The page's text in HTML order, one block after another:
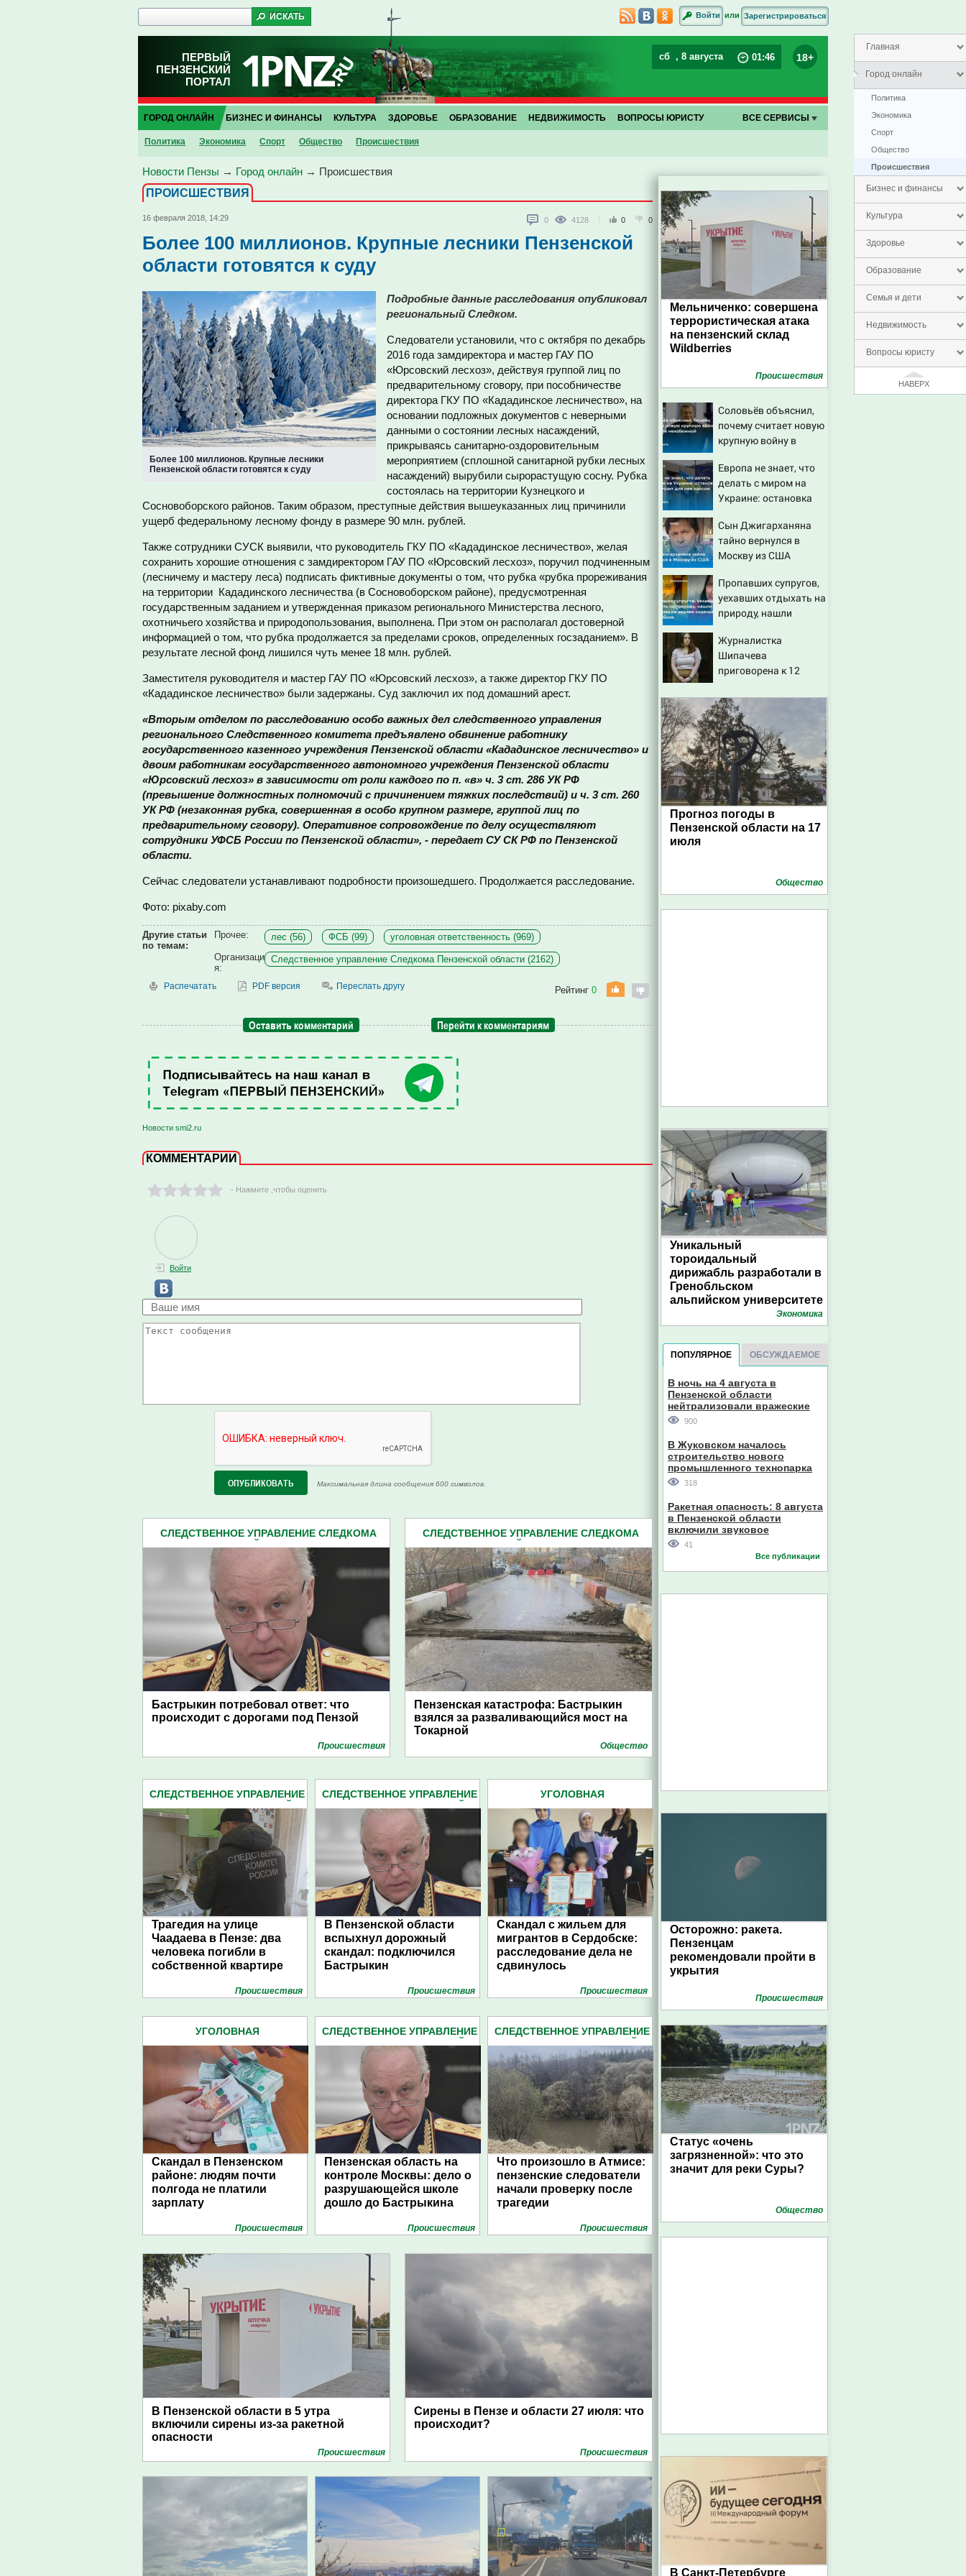
Главная
Город онлайн
Политика
Экономика
Спорт
Общество
Проиcшествия
Бизнес и финансы
Культура
Здоровье
Образование
Семья и дети
Недвижимость
Вопросы юристу
НАВЕРХ
Войти или Зарегистрироваться
ПЕРВЫЙ
ПЕНЗЕНСКИЙ
ПОРТАЛ
сб , 8 августа 01:46 18+
ГОРОД ОНЛАЙН
Политика Экономика Спорт Общество Проиcшествия
БИЗНЕС И ФИНАНСЫ КУЛЬТУРА ЗДОРОВЬЕ ОБРАЗОВАНИЕ НЕДВИЖИМОСТЬ ВОПРОСЫ ЮРИСТУ ВСЕ СЕРВИСЫ
Новости Пензы → Город онлайн → Проиcшествия
ПРОИCШЕСТВИЯ
16 февраля 2018, 14:29 0 4128 0 0
Более 100 миллионов. Крупные лесники Пензенской
области готовятся к суду
Более 100 миллионов. Крупные лесники
Пензенской области готовятся к суду
Подробные данные расследования опубликовал
региональный Следком.
Следователи установили, что с октября по декабрь
2016 года замдиректора и мастер ГАУ ПО
«Юрсовский лесхоз», действуя группой лиц по
предварительному сговору, при пособничестве
директора ГКУ ПО «Кададинское лесничество», на
основании подложных документов с неверными
данными о состоянии лесных насаждений,
прикрываясь санитарно-оздоровительным
мероприятием (сплошной санитарной рубки лесных
насаждений) вырубили сырорастущую сосну. Рубка
состоялась на территории Кузнецкого и
Сосновоборского районов. Таким образом, преступные действия вышеуказанных лиц причинили
ущерб федеральному лесному фонду в размере 90 млн. рублей.
Также сотрудники СУСК выявили, что руководитель ГКУ ПО «Кададинское лесничество», желая
сохранить хорошие отношения с замдиректором ГАУ ПО «Юрсовский лесхоз», поручил подчиненным
(лесничему и мастеру леса) подписать фиктивные документы о том, что рубка «рубка прореживания
на территории Кададинского лесничества (в Сосновоборском районе), предусмотренная
государственным заданием и утвержденная приказом регионального Министерства лесного,
охотничьего хозяйства и природопользования, выполнена. При этом он располагал достоверной
информацией о том, что рубка продолжается за пределами сроков, определенных госзаданием». В
результате лесной фонд лишился чуть менее 18 млн. рублей.
Заместителя руководителя и мастер ГАУ ПО «Юрсовский лесхоз», а также директор ГКУ ПО
«Кададинское лесничество» были задержаны. Суд заключил их под домашний арест.
«Вторым отделом по расследованию особо важных дел следственного управления
регионального Следственного комитета предъявлено обвинение работнику
государственного казенного учреждения Пензенской области «Кададинское лесничество» и
двоим работникам государственного автономного учреждения Пензенской области
«Юрсовский лесхоз» в зависимости от роли каждого по п. «в» ч. 3 ст. 286 УК РФ
(превышение должностных полномочий с причинением тяжких последствий) и ч. 3 ст. 260
УК РФ (незаконная рубка, совершенная в особо крупном размере, группой лиц по
предварительному сговору). Оперативное сопровождение по делу осуществляют
сотрудники УФСБ России по Пензенской области», - передает СУ СК РФ по Пензенской
области.
Сейчас следователи устанавливают подробности произошедшего. Продолжается расследование.
Фото: pixaby.com
Другие статьи
по темам:
Прочее: лес (56) ФСБ (99)
уголовная ответственность (969)
Организаци
я:
Следственное управление Следкома Пензенской области (2162)
Распечатать PDF версия Переслать другу Рейтинг 0
Оставить комментарий Перейти к комментариям
Новости smi2.ru
КОММЕНТАРИИ
- Нажмите ,чтобы оценить
Войти
Максимальная длина сообщения 600 символов.
СЛЕДСТВЕННОЕ УПРАВЛЕНИЕ СЛЕДКОМА
Бастрыкин потребовал ответ: что
происходит с дорогами под Пензой
Проиcшествия
СЛЕДСТВЕННОЕ УПРАВЛЕНИЕ СЛЕДКОМА
Пензенская катастрофа: Бастрыкин
взялся за разваливающийся мост на
Токарной
Общество
СЛЕДСТВЕННОЕ УПРАВЛЕНИЕ
ОБЛАСТИ (2162)
Трагедия на улице
Чаадаева в Пензе: два
человека погибли в
собственной квартире
Проиcшествия
СЛЕДСТВЕННОЕ УПРАВЛЕНИЕ
ОБЛАСТИ (2162)
В Пензенской области
вспыхнул дорожный
скандал: подключился
Бастрыкин
Проиcшествия
УГОЛОВНАЯ
Скандал с жильем для
мигрантов в Сердобске:
расследование дела не
сдвинулось
Проиcшествия
УГОЛОВНАЯ
Скандал в Пензенском
районе: людям почти
полгода не платили
зарплату
Проиcшествия
СЛЕДСТВЕННОЕ УПРАВЛЕНИЕ
ОБЛАСТИ (2162)
Пензенская область на
контроле Москвы: дело о
разрушающейся школе
дошло до Бастрыкина
Проиcшествия
СЛЕДСТВЕННОЕ УПРАВЛЕНИЕ
ОБЛАСТИ (2162)
Что произошло в Атмисе:
пензенские следователи
начали проверку после
трагедии
Проиcшествия
В Пензенской области в 5 утра
включили сирены из-за ракетной
опасности
Проиcшествия
Сирены в Пензе и области 27 июля: что
происходит?
Проиcшествия
Мельниченко: совершена
террористическая атака
на пензенский склад
Wildberries
Проиcшествия
Соловьёв объяснил,
почему считает новую
крупную войну в
Европа не знает, что
делать с миром на
Украине: остановка
хаосом
Сын Джигарханяна
тайно вернулся в
Москву из США
Пропавших супругов,
уехавших отдыхать на
природу, нашли
сиденье автомобиля
Журналистка
Шипачева
приговорена к 12
госизмену
Прогноз погоды в
Пензенской области на 17
июля
Общество
Уникальный
тороидальный
дирижабль разработали в
Гренобльском
альпийском университете
Экономика
ПОПУЛЯРНОЕ ОБСУЖДАЕМОЕ
В ночь на 4 августа в
Пензенской области
нейтрализовали вражеские
дроны
900
В Жуковском началось
строительство нового
промышленного технопарка
318
Ракетная опасность: 8 августа
в Пензенской области
включили звуковое
оповещение
41
Все публикации
Осторожно: ракета.
Пензенцам
рекомендовали пройти в
укрытия
Проиcшествия
Статус «очень
загрязненной»: что это
значит для реки Суры?
Общество
В Санкт-Петербурге